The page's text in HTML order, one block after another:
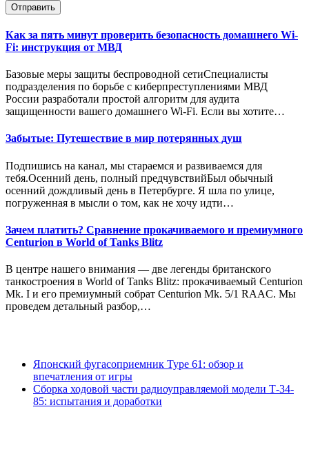
Отправить
Как за пять минут проверить безопасность домашнего Wi-
Fi: инструкция от МВД
Базовые меры защиты беспроводной сетиСпециалисты
подразделения по борьбе с киберпреступлениями МВД
России разработали простой алгоритм для аудита
защищенности вашего домашнего Wi-Fi. Если вы хотите…
Забытые: Путешествие в мир потерянных душ
Подпишись на канал, мы стараемся и развиваемся для
тебя.Осенний день, полный предчувствийБыл обычный
осенний дождливый день в Петербурге. Я шла по улице,
погруженная в мысли о том, как не хочу идти…
Зачем платить? Сравнение прокачиваемого и премиумного
Centurion в World of Tanks Blitz
В центре нашего внимания — две легенды британского
танкостроения в World of Tanks Blitz: прокачиваемый Centurion
Mk. I и его премиумный собрат Centurion Mk. 5/1 RAAC. Мы
проведем детальный разбор,…
Японский фугасоприемник Type 61: обзор и
впечатления от игры
Сборка ходовой части радиоуправляемой модели Т-34-
85: испытания и доработки